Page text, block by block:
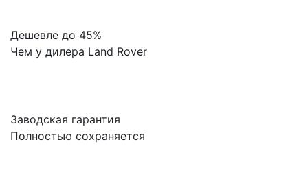
Дешевле до 45%
Чем у дилера Land Rover
Заводская гарантия
Полностью сохраняется